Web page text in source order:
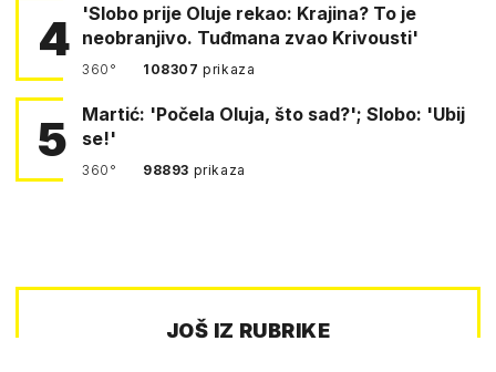
4
'Slobo prije Oluje rekao: Krajina? To je
neobranjivo. Tuđmana zvao Krivousti'
360° 108307prikaza
5
Martić: 'Počela Oluja, što sad?'; Slobo: 'Ubij
se!'
360° 98893 prikaza
JOŠ IZ RUBRIKE